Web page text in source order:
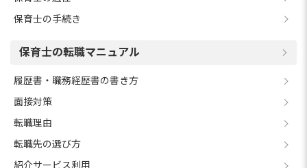
保育士の手続き
保育士の転職マニュアル
履歴書・職務経歴書の書き方
面接対策
転職理由
転職先の選び方
紹介サービス利用